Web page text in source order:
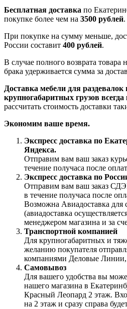
Бесплатная доставка по
покупке более чем на 3500 рублей.
При покупке на сумму меньше,
России составит 400 рублей.
В случае полного возврата товара
брака удерживается сумма за
Доставка мебели для раздевалок
крупногабаритных грузов всегда
рассчитать стоимость доставки
Экономим ваше время.
Экспресс доставка по
Яндекса.
Отправим вам ваш заказ
течение получаса после
Экспресс доставка по
Отправим вам ваш заказ
в течение получаса после
Возможна Авиадоставка для
(авиадоставка
менеджером магазина и за
Транспортной компанией
Для крупногабаритных и
желанию покупателя
компаниями Деловые
Самовывоз
Для вашего удобства вы
нашего магазина в
Красный Леопард 2 этаж.
на 2 этаж и сразу справа